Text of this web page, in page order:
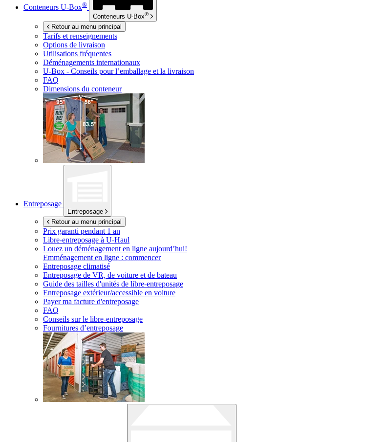
Conteneurs U-Box®
Conteneurs U-Box®
Retour au menu principal
Tarifs et renseignements
Options de livraison
Utilisations fréquentes
Déménagements internationaux
U-Box - Conseils pour l’emballage et la livraison
FAQ
Dimensions du conteneur
Entreposage
Entreposage
Retour au menu principal
Prix garanti pendant 1 an
Libre-entreposage à U-Haul
Louez un déménagement en ligne aujourd’hui!
Emménagement en ligne : commencer
Entreposage climatisé
Entreposage de VR, de voiture et de bateau
Guide des tailles d'unités de libre-entreposage
Entreposage extérieur/accessible en voiture
Payer ma facture d'entreposage
FAQ
Conseils sur le libre-entreposage
Fournitures d’entreposage